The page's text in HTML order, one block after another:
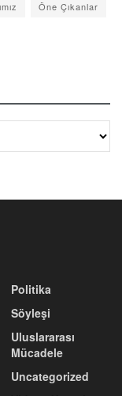
Öne Çıkanlar
Politika
Söyleşi
Uluslararası
Mücadele
Uncategorized